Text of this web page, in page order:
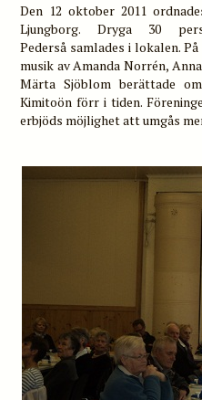
Den 12 oktober 2011
Ljungborg. Dryga 30
Pederså samlades i lokalen.
musik av Amanda Norrén,
Märta Sjöblom berättade
Kimitoön förr i tiden.
erbjöds möjlighet att umgås